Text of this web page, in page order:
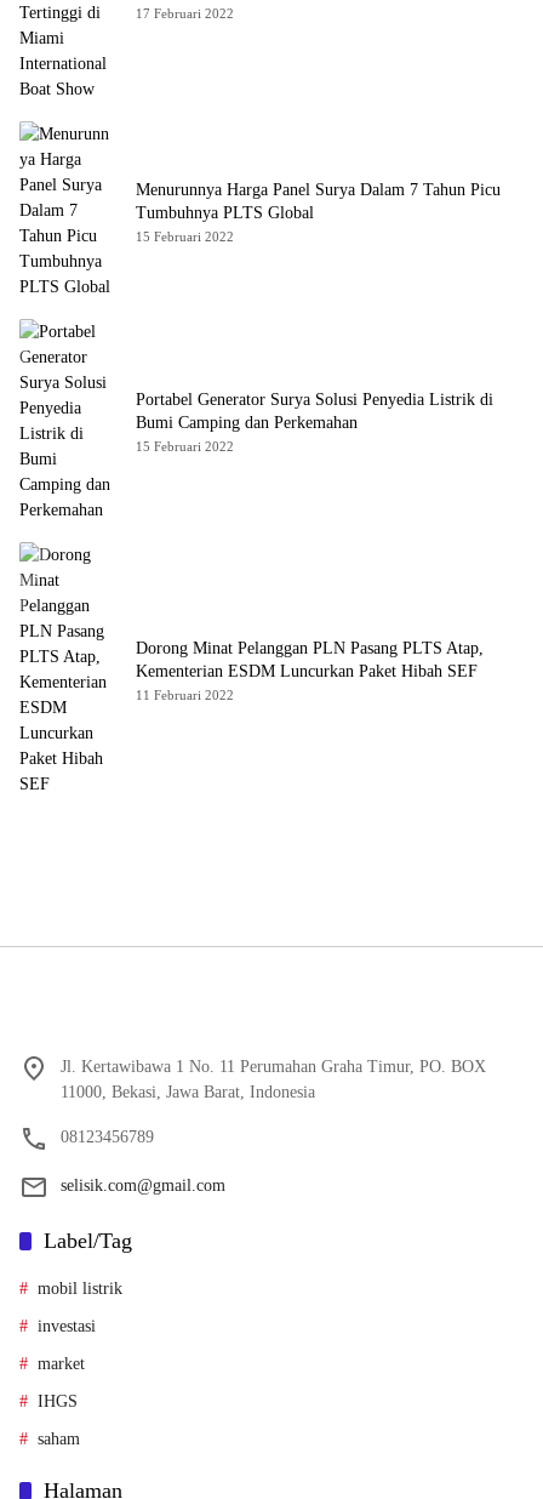
17 Februari 2022
Menurunnya Harga Panel Surya Dalam 7 Tahun Picu
Tumbuhnya PLTS Global
15 Februari 2022
Portabel Generator Surya Solusi Penyedia Listrik di
Bumi Camping dan Perkemahan
15 Februari 2022
Dorong Minat Pelanggan PLN Pasang PLTS Atap,
Kementerian ESDM Luncurkan Paket Hibah SEF
11 Februari 2022
Jl. Kertawibawa 1 No. 11 Perumahan Graha Timur, PO. BOX
11000, Bekasi, Jawa Barat, Indonesia
08123456789
selisik.com@gmail.com
Label/Tag
mobil listrik
investasi
market
IHGS
saham
Halaman